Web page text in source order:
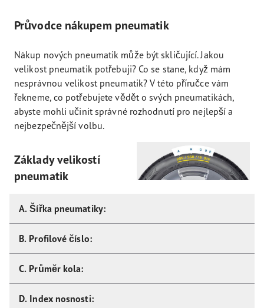
Průvodce nákupem pneumatik
Nákup nových pneumatik může být skličující. Jakou
velikost pneumatik potřebuji? Co se stane, když mám
nesprávnou velikost pneumatik? V této příručce vám
řekneme, co potřebujete vědět o svých pneumatikách,
abyste mohli učinit správné rozhodnutí pro nejlepší a
nejbezpečnější volbu.
Základy velikostí
pneumatik
A. Šířka pneumatiky:
B. Profilové číslo:
C. Průměr kola:
D. Index nosnosti: